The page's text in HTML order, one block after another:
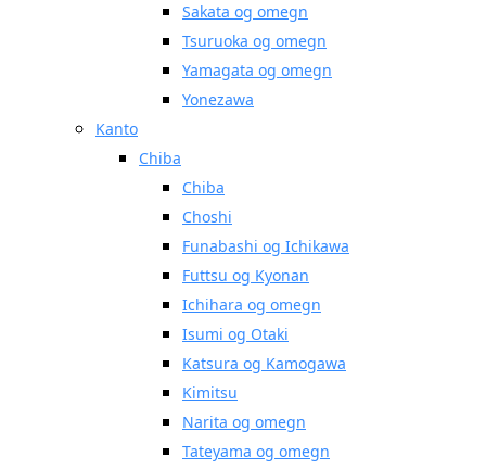
Sakata og omegn
Tsuruoka og omegn
Yamagata og omegn
Yonezawa
Kanto
Chiba
Chiba
Choshi
Funabashi og Ichikawa
Futtsu og Kyonan
Ichihara og omegn
Isumi og Otaki
Katsura og Kamogawa
Kimitsu
Narita og omegn
Tateyama og omegn